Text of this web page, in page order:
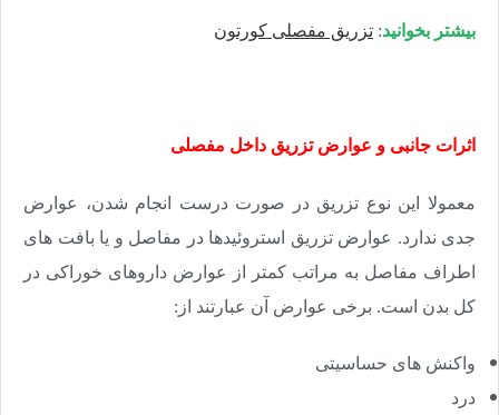
بیشتر بخوانید: تزریق مفصلی کورتون
اثرات جانبی و عوارض تزریق داخل مفصلی
معمولا این نوع تزریق در صورت درست انجام شدن، عوارض
جدی ندارد. عوارض تزریق استروئیدها در مفاصل و یا بافت های
اطراف مفاصل به مراتب کمتر از عوارض داروهای خوراکی در
کل بدن است. برخی عوارض آن عبارتند از:
واکنش های حساسیتی
درد